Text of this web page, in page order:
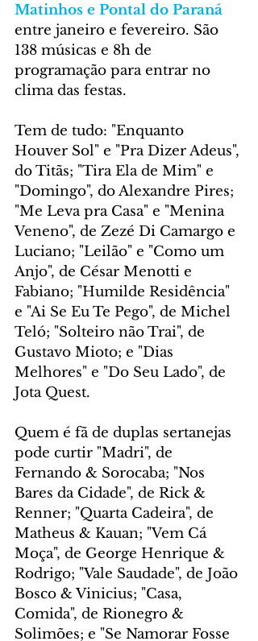
Matinhos e Pontal do Paraná
entre janeiro e fevereiro. São
138 músicas e 8h de
programação para entrar no
clima das festas.
Tem de tudo: "Enquanto
Houver Sol" e "Pra Dizer Adeus",
do Titãs; "Tira Ela de Mim" e
"Domingo", do Alexandre Pires;
"Me Leva pra Casa" e "Menina
Veneno", de Zezé Di Camargo e
Luciano; "Leilão" e "Como um
Anjo", de César Menotti e
Fabiano; "Humilde Residência"
e "Ai Se Eu Te Pego", de Michel
Teló; "Solteiro não Trai", de
Gustavo Mioto; e "Dias
Melhores" e "Do Seu Lado", de
Jota Quest.
Quem é fã de duplas sertanejas
pode curtir "Madri", de
Fernando & Sorocaba; "Nos
Bares da Cidade", de Rick &
Renner; "Quarta Cadeira", de
Matheus & Kauan; "Vem Cá
Moça", de George Henrique &
Rodrigo; "Vale Saudade", de João
Bosco & Vinicius; "Casa,
Comida", de Rionegro &
Solimões; e "Se Namorar Fosse